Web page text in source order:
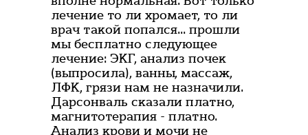
лечение то ли хромает, то ли
врач такой попался... прошли
мы бесплатно следующее
лечение: ЭКГ, анализ почек
(выпросила), ванны, массаж,
ЛФК, грязи нам не назначили.
Дарсонваль сказали платно,
магнитотерапия - платно.
Анализ крови и мочи не